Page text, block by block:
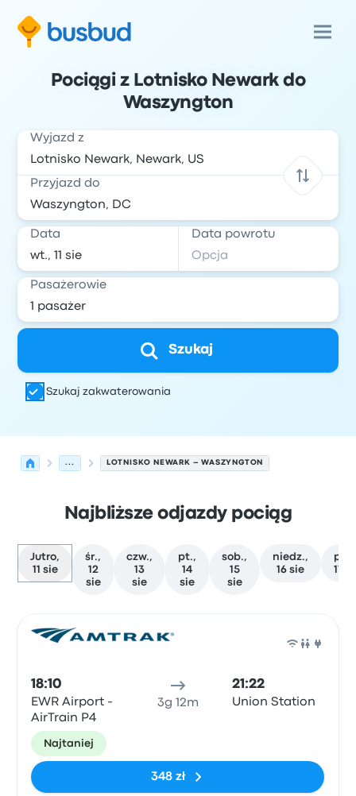
Pociągi z Lotnisko Newark do
Waszyngton
Wyjazd z
Przyjazd do
Data Data powrotu
Pasażerowie
Szukaj
Szukaj zakwaterowania
... LOTNISKO NEWARK – WASZYNGTON
Najbliższe odjazdy pociąg
Jutro,
11 sie
śr.,
12
sie
czw.,
13
sie
pt.,
14
sie
sob.,
15
sie
niedz.,
16 sie
17
18:10
EWR Airport -
AirTrain P4
3g 12m
21:22
Union Station
Najtaniej
348 zł